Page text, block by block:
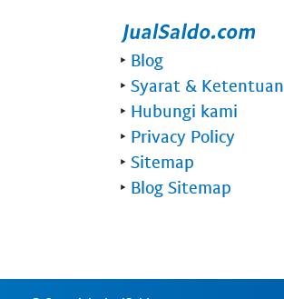
‣ Blog
‣ Syarat & Ketentuan
‣ Hubungi kami
‣ Privacy Policy
‣ Sitemap
‣ Blog Sitemap